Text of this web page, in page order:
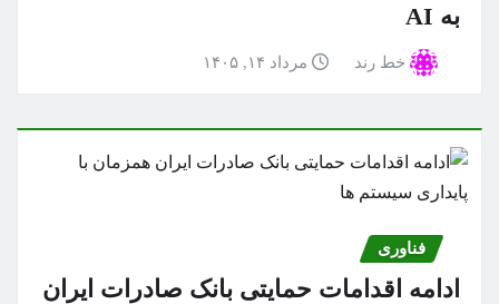
به AI
خط رند مرداد ۱۴, ۱۴۰۵
فناوری
ادامه اقدامات حمایتی بانک صادرات ایران